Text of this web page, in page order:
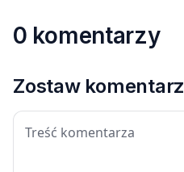
0 komentarzy
Zostaw komentarz